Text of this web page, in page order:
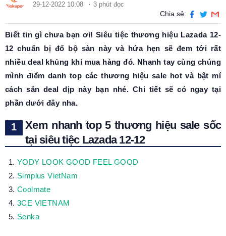
29-12-2022 10:08
3 phút đọc
Chia sẻ:
Biết tin gì chưa bạn ơi! Siêu tiệc thương hiệu Lazada 12-
12 chuẩn bị đổ bộ sàn này và hứa hẹn sẽ đem tới rất
nhiều deal khủng khi mua hàng đó. Nhanh tay cùng chúng
mình điểm danh top các thương hiệu sale hot và bật mí
cách săn deal dịp này bạn nhé. Chi tiết sẽ có ngay tại
phần dưới đây nha.
Xem nhanh top 5 thương hiệu sale sốc
tại siêu tiệc Lazada 12-12
YODY LOOK GOOD FEEL GOOD
Simplus VietNam
Coolmate
3CE VIETNAM
Senka